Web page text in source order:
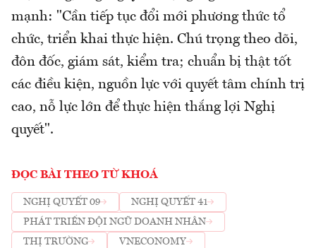
mạnh: "Cần tiếp tục đổi mới phương thức tổ
chức, triển khai thực hiện. Chú trọng theo dõi,
đôn đốc, giám sát, kiểm tra; chuẩn bị thật tốt
các điều kiện, nguồn lực với quyết tâm chính trị
cao, nỗ lực lớn để thực hiện thắng lợi Nghị
quyết".
ĐỌC BÀI THEO TỪ KHOÁ
NGHỊ QUYẾT 09
NGHỊ QUYẾT 41
PHÁT TRIỂN ĐỘI NGŨ DOANH NHÂN
THỊ TRƯỜNG
VNECONOMY